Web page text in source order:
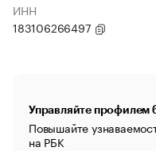
ИНН
183106266497
Управляйте профилем
Повышайте
на РБК